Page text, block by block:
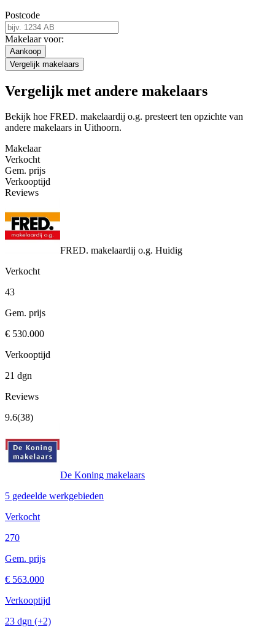
Postcode
Makelaar voor:
Aankoop
Vergelijk makelaars
Vergelijk met andere makelaars
Bekijk hoe FRED. makelaardij o.g. presteert ten opzichte van
andere makelaars in Uithoorn.
Makelaar
Verkocht
Gem. prijs
Verkooptijd
Reviews
FRED. makelaardij o.g. Huidig
Verkocht
43
Gem. prijs
€ 530.000
Verkooptijd
21 dgn
Reviews
9.6(38)
De Koning makelaars
5 gedeelde werkgebieden
Verkocht
270
Gem. prijs
€ 563.000
Verkooptijd
23 dgn (+2)